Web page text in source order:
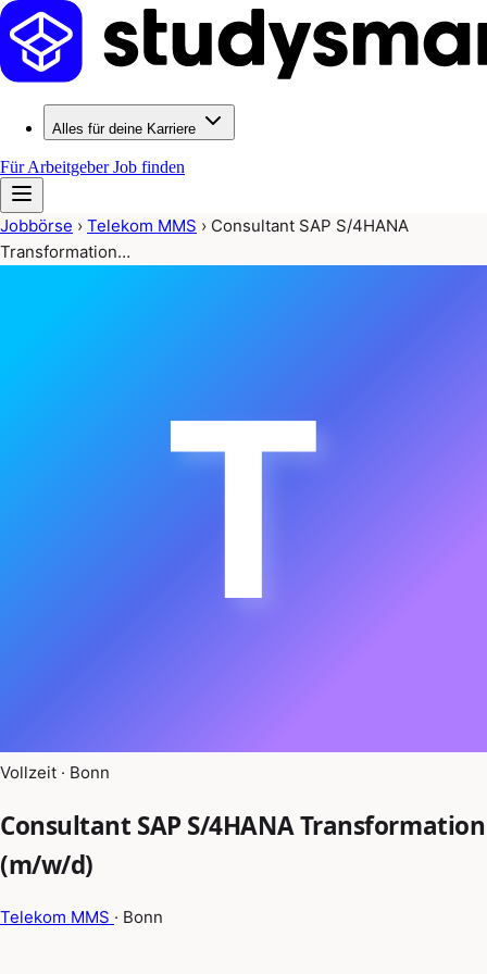
Alles für deine Karriere
Für ArbeitgeberJob finden
Jobbörse › Telekom MMS › Consultant SAP S/4HANA
Transformation…
T
Vollzeit · Bonn
Consultant SAP S/4HANA Transformation
(m/w/d)
Telekom MMS · Bonn